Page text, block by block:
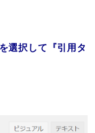
選択して『引用タ